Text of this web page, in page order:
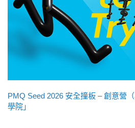
PMQ Seed 2026 安全撞板 – 創意營
學院」